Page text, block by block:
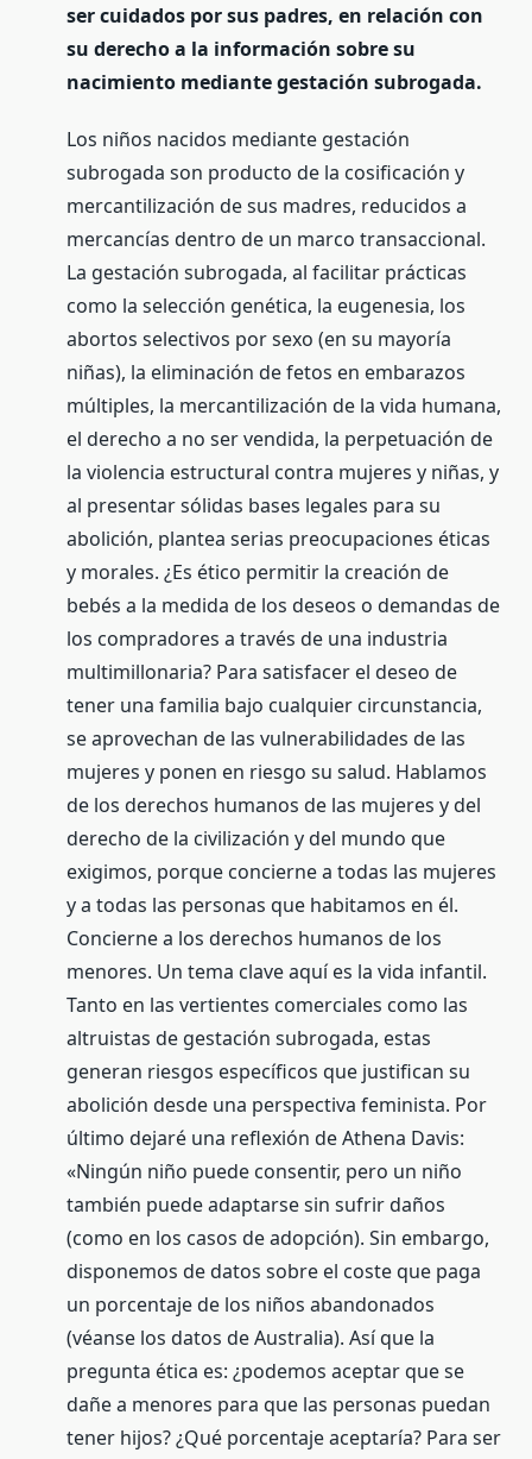
ser cuidados por sus padres, en relación con
su derecho a la información sobre su
nacimiento mediante gestación subrogada.
Los niños nacidos mediante gestación
subrogada son producto de la cosificación y
mercantilización de sus madres, reducidos a
mercancías dentro de un marco transaccional.
La gestación subrogada, al facilitar prácticas
como la selección genética, la eugenesia, los
abortos selectivos por sexo (en su mayoría
niñas), la eliminación de fetos en embarazos
múltiples, la mercantilización de la vida humana,
el derecho a no ser vendida, la perpetuación de
la violencia estructural contra mujeres y niñas, y
al presentar sólidas bases legales para su
abolición, plantea serias preocupaciones éticas
y morales. ¿Es ético permitir la creación de
bebés a la medida de los deseos o demandas de
los compradores a través de una industria
multimillonaria? Para satisfacer el deseo de
tener una familia bajo cualquier circunstancia,
se aprovechan de las vulnerabilidades de las
mujeres y ponen en riesgo su salud. Hablamos
de los derechos humanos de las mujeres y del
derecho de la civilización y del mundo que
exigimos, porque concierne a todas las mujeres
y a todas las personas que habitamos en él.
Concierne a los derechos humanos de los
menores. Un tema clave aquí es la vida infantil.
Tanto en las vertientes comerciales como las
altruistas de gestación subrogada, estas
generan riesgos específicos que justifican su
abolición desde una perspectiva feminista. Por
último dejaré una reflexión de Athena Davis:
«Ningún niño puede consentir, pero un niño
también puede adaptarse sin sufrir daños
(como en los casos de adopción). Sin embargo,
disponemos de datos sobre el coste que paga
un porcentaje de los niños abandonados
(véanse los datos de Australia). Así que la
pregunta ética es: ¿podemos aceptar que se
dañe a menores para que las personas puedan
tener hijos? ¿Qué porcentaje aceptaría? Para ser